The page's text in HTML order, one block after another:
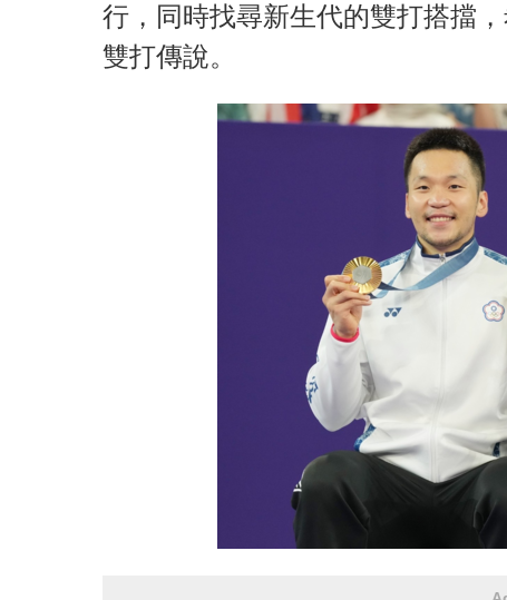
行，同時找尋新生代的雙打搭擋
雙打傳說。